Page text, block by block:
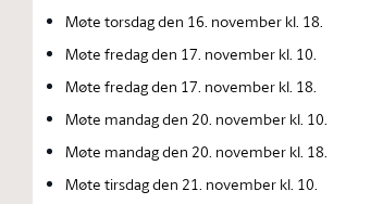
Møte torsdag den 16. november kl. 18.
Møte fredag den 17. november kl. 10.
Møte fredag den 17. november kl. 18.
Møte mandag den 20. november kl. 10.
Møte mandag den 20. november kl. 18.
Møte tirsdag den 21. november kl. 10.